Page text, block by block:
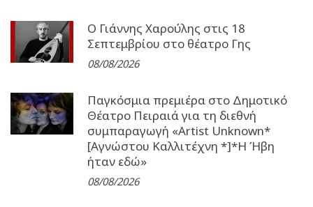
Ο Γιάννης Χαρούλης στις 18
Σεπτεμβρίου στο θέατρο Γης
08/08/2026
Παγκόσμια πρεμιέρα στο Δημοτικό
Θέατρο Πειραιά για τη διεθνή
συμπαραγωγή «Artist Unknown*
[Αγνώστου Καλλιτέχνη *]*Η Ήβη
ήταν εδώ»
08/08/2026